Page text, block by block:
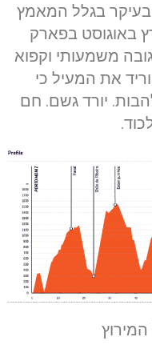
בגלל המאמץ
באוגוסט בפארק
משמעותי וקפוא
את המעיל כי
יורד גשם. חם